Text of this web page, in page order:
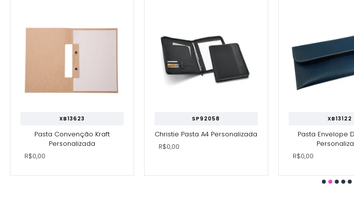
XB13623
Pasta Convenção Kraft
Personalizada
R$0,00
SP92058
Christie Pasta A4 Personalizada
R$0,00
XB13122
Pasta Envelope
R$0,00